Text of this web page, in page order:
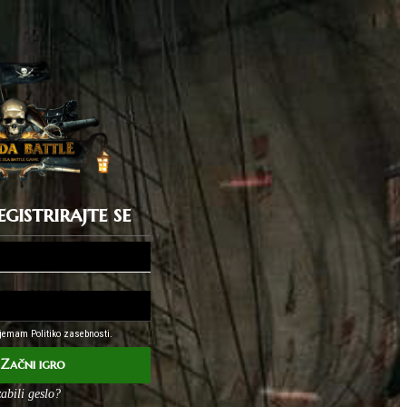
se
Politiko zasebnosti.
Začni igro
geslo?